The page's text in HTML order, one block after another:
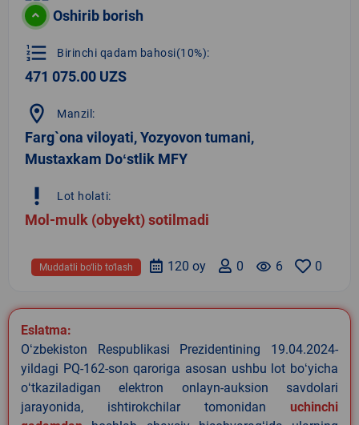
Oshirib borish
format_list_numbered Birinchi qadam bahosi(10%):
471 075.00 UZS
location_on Manzil:
Farg`ona viloyati, Yozyovon tumani,
Mustaxkam Doʻstlik MFY
priority_high Lot holati:
Mol-mulk (obyekt) sotilmadi
0
remove_red_eye 6
0
120 oy
Muddatli bo‘lib to‘lash
Eslatma:
Oʻzbekiston Respublikasi Prezidentining 19.04.2024-
yildagi PQ-162-son qaroriga asosan ushbu lot boʻyicha
oʻtkaziladigan elektron onlayn-auksion savdolari
jarayonida, ishtirokchilar tomonidan uchinchi